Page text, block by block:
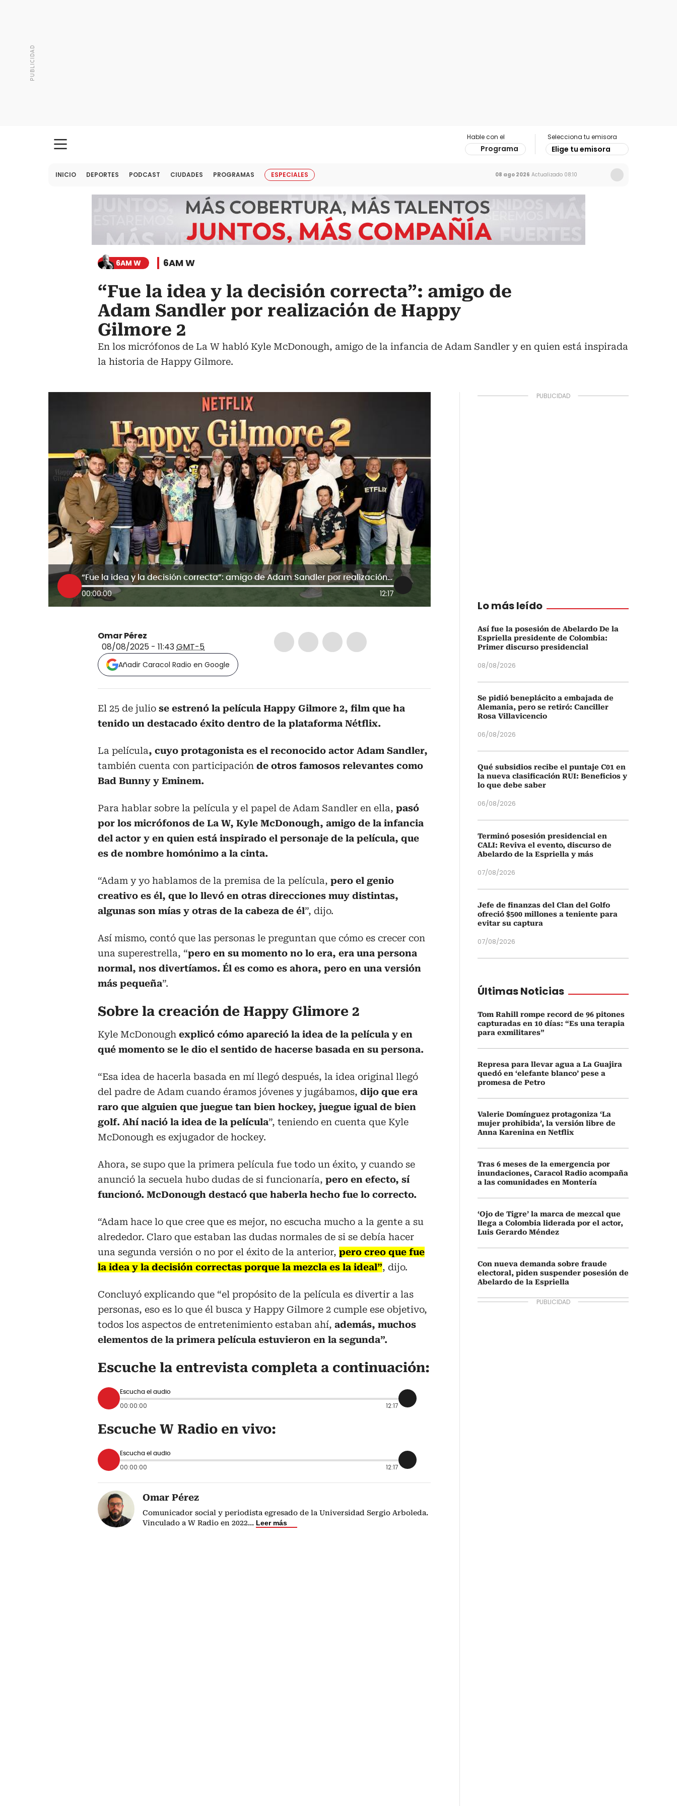
Hable con el
Programa
Selecciona tu emisora
Elige tu emisora
INICIO DEPORTES PODCAST CIUDADES PROGRAMAS ESPECIALES 08 ago 2026 Actualizado 08:10
6AM W 6AM W
“Fue la idea y la decisión correcta”: amigo de
Adam Sandler por realización de Happy
Gilmore 2
En los micrófonos de La W habló Kyle McDonough, amigo de la infancia de Adam Sandler y en quien está inspirada
la historia de Happy Gilmore.
“Fue la idea y la decisión correcta”: amigo de Adam Sandler por realización de Happy Glimore 2
00:00:00 12:17
Omar Pérez
08/08/2025 - 11:43GMT-5
Añadir Caracol Radio en Google
El 25 de julio se estrenó la película Happy Gilmore 2, film que ha
tenido un destacado éxito dentro de la plataforma Nétflix.
La película, cuyo protagonista es el reconocido actor Adam Sandler,
también cuenta con participación de otros famosos relevantes como
Bad Bunny y Eminem.
Para hablar sobre la película y el papel de Adam Sandler en ella, pasó
por los micrófonos de La W, Kyle McDonough, amigo de la infancia
del actor y en quien está inspirado el personaje de la película, que
es de nombre homónimo a la cinta.
“Adam y yo hablamos de la premisa de la película, pero el genio
creativo es él, que lo llevó en otras direcciones muy distintas,
algunas son mías y otras de la cabeza de él”, dijo.
Así mismo, contó que las personas le preguntan que cómo es crecer con
una superestrella, “pero en su momento no lo era, era una persona
normal, nos divertíamos. Él es como es ahora, pero en una versión
más pequeña”.
Sobre la creación de Happy Glimore 2
Kyle McDonough explicó cómo apareció la idea de la película y en
qué momento se le dio el sentido de hacerse basada en su persona.
“Esa idea de hacerla basada en mí llegó después, la idea original llegó
del padre de Adam cuando éramos jóvenes y jugábamos, dijo que era
raro que alguien que juegue tan bien hockey, juegue igual de bien
golf. Ahí nació la idea de la película”, teniendo en cuenta que Kyle
McDonough es exjugador de hockey.
Ahora, se supo que la primera película fue todo un éxito, y cuando se
anunció la secuela hubo dudas de si funcionaría, pero en efecto, sí
funcionó. McDonough destacó que haberla hecho fue lo correcto.
“Adam hace lo que cree que es mejor, no escucha mucho a la gente a su
alrededor. Claro que estaban las dudas normales de si se debía hacer
una segunda versión o no por el éxito de la anterior, pero creo que fue
la idea y la decisión correctas porque la mezcla es la ideal”, dijo.
Concluyó explicando que “el propósito de la película es divertir a las
personas, eso es lo que él busca y Happy Gilmore 2 cumple ese objetivo,
todos los aspectos de entretenimiento estaban ahí, además, muchos
elementos de la primera película estuvieron en la segunda”.
Escuche la entrevista completa a continuación:
Escucha el audio
00:00:00 12:17
Escuche W Radio en vivo:
Escucha el audio
00:00:00 12:17
Omar Pérez
Comunicador social y periodista egresado de la Universidad Sergio Arboleda.
Vinculado a W Radio en 2022... Leer más
Lo más leído
Así fue la posesión de Abelardo De la
Espriella presidente de Colombia:
Primer discurso presidencial
08/08/2026
Se pidió beneplácito a embajada de
Alemania, pero se retiró: Canciller
Rosa Villavicencio
06/08/2026
Qué subsidios recibe el puntaje C01 en
la nueva clasificación RUI: Beneficios y
lo que debe saber
06/08/2026
Terminó posesión presidencial en
CALI: Reviva el evento, discurso de
Abelardo de la Espriella y más
07/08/2026
Jefe de finanzas del Clan del Golfo
ofreció $500 millones a teniente para
evitar su captura
07/08/2026
Últimas Noticias
Tom Rahill rompe record de 96 pitones
capturadas en 10 días: “Es una terapia
para exmilitares”
Represa para llevar agua a La Guajira
quedó en ‘elefante blanco’ pese a
promesa de Petro
Valerie Domínguez protagoniza ‘La
mujer prohibida’, la versión libre de
Anna Karenina en Netflix
Tras 6 meses de la emergencia por
inundaciones, Caracol Radio acompaña
a las comunidades en Montería
‘Ojo de Tigre’ la marca de mezcal que
llega a Colombia liderada por el actor,
Luis Gerardo Méndez
Con nueva demanda sobre fraude
electoral, piden suspender posesión de
Abelardo de la Espriella